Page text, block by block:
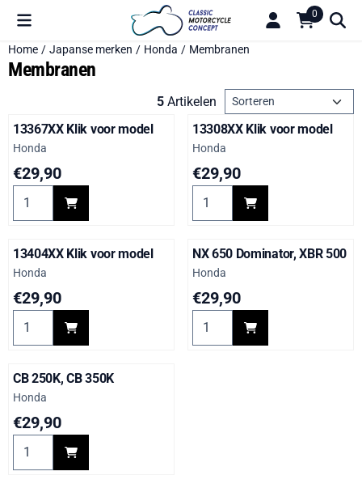
Cookievoorkeuren zijn beschikbaar. Kies instellingen of sta alle
0
Home / Japanse merken / Honda / Membranen
Membranen
5 Artikelen Sorteermethode
13367XX Klik voor model
Merk:
Honda
Prijs: 29,90
€29,90
Aantal kiezen voor 13367XX Klik voor model
13308XX Klik voor model
Merk:
Honda
Prijs: 29,90
€29,90
Aantal kiezen voor 13308XX
13404XX Klik voor model
Merk:
Honda
Prijs: 29,90
€29,90
Aantal kiezen voor 13404XX Klik voor model
NX 650 Dominator, XBR 500
Merk:
Honda
Prijs: 29,90
€29,90
Aantal kiezen voor NX 650
CB 250K, CB 350K
Merk:
Honda
Prijs: 29,90
€29,90
Aantal kiezen voor CB 250K, CB 350K